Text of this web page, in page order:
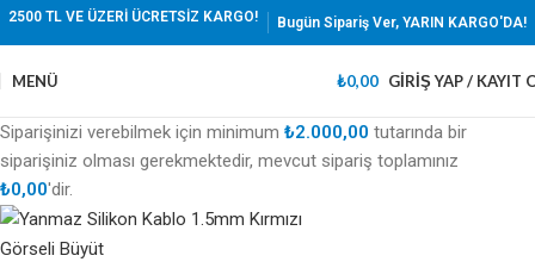
2500 TL VE ÜZERİ ÜCRETSİZ KARGO! Bugün Sipariş Ver, YARIN KARGO'DA!
MENÜ ₺0,00 GIRIŞ YAP / KAYIT
Siparişinizi verebilmek için minimum ₺2.000,00 tutarında bir
siparişiniz olması gerekmektedir, mevcut sipariş toplamınız
₺0,00'dir.
Görseli Büyüt